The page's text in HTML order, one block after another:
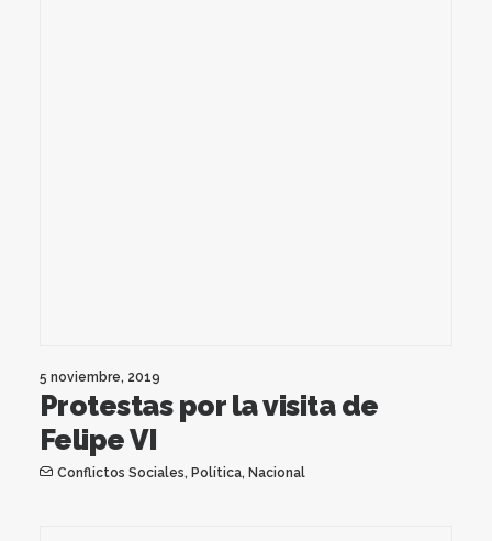
5 noviembre, 2019
Protestas por la visita de
Felipe VI
Conflictos Sociales, Política, Nacional